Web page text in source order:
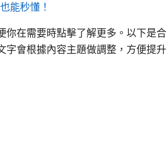
能秒懂！
你在需要時點擊了解更多。以下是合
字會根據內容主題做調整，方便提升